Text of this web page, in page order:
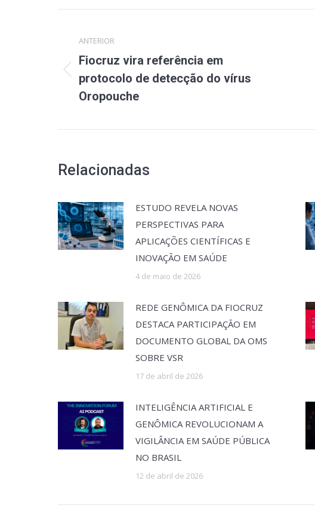
de
post:
ANTERIOR
Post
anterior:
Fiocruz vira referência em
protocolo de detecção do vírus
Oropouche
Relacionadas
ESTUDO REVELA NOVAS
PERSPECTIVAS PARA
APLICAÇÕES CIENTÍFICAS E
INOVAÇÃO EM SAÚDE
4 de maio de 2026
REDE GENÔMICA DA FIOCRUZ
DESTACA PARTICIPAÇÃO EM
DOCUMENTO GLOBAL DA OMS
SOBRE VSR
17 de abril de 2026
INTELIGÊNCIA ARTIFICIAL E
GENÔMICA REVOLUCIONAM A
VIGILÂNCIA EM SAÚDE PÚBLICA
NO BRASIL
12 de abril de 2026